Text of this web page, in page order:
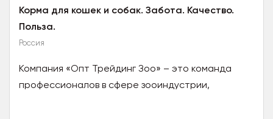
Корма для кошек и собак. Забота. Качество.
Польза.
Россия
Компания «Опт Трейдинг Зоо» – это команда
профессионалов в сфере зооиндустрии,